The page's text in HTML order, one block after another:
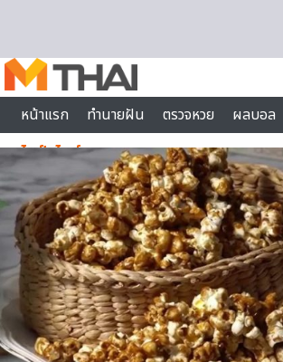
หน้าแรก
ทำนายฝัน ตรวจหวย ผลบอล
ไลฟ์สไตล์